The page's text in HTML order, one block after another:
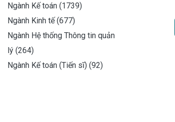
Ngành Kế toán (1739)
Ngành Kinh tế (677)
Ngành Hệ thống Thông tin quản
lý (264)
Ngành Kế toán (Tiến sĩ) (92)